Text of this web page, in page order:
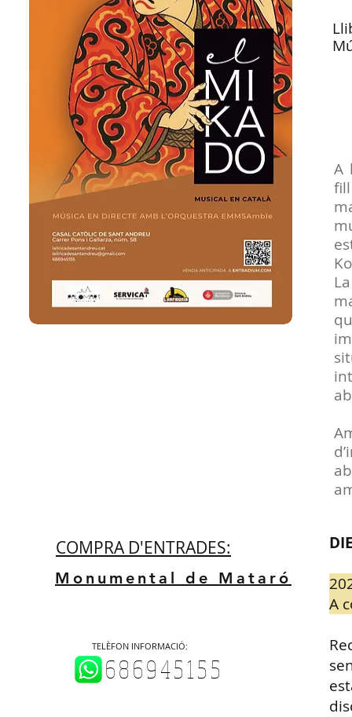
A
COMPRA D'ENTRADES:
Monumental de Mataró
TELÈFON INFORMACIÓ:
686945155
A